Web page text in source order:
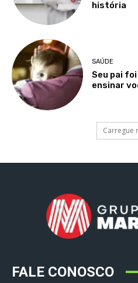
história
SAÚDE
Seu pai
ensinar
Carregue
FALE CONOSCO